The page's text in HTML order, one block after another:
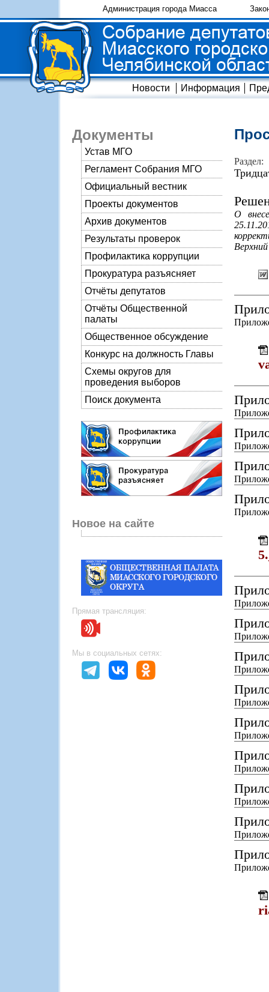
Администрация города Миасса
Новости Информация
Документы
Устав МГО
Регламент Собрания МГО
Официальный вестник
Проекты документов
Архив документов
Результаты проверок
Профилактика коррупции
Прокуратура разъясняет
Отчёты депутатов
Отчёты Общественной
палаты
Общественное обсуждение
Конкурс на должность Главы
Схемы округов для
проведения выборов
Поиск документа
Новое на сайте
Прямая трансляция:
Мы в социальных сетях:
Раздел:
О